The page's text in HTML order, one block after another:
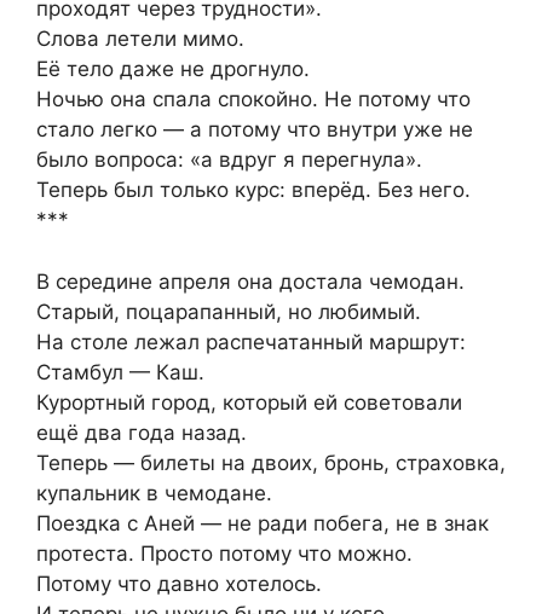
проходят через трудности».
Слова летели мимо.
Её тело даже не дрогнуло.
Ночью она спала спокойно. Не потому что
стало легко — а потому что внутри уже не
было вопроса: «а вдруг я перегнула».
Теперь был только курс: вперёд. Без него.
***
В середине апреля она достала чемодан.
Старый, поцарапанный, но любимый.
На столе лежал распечатанный маршрут:
Стамбул — Каш.
Курортный город, который ей советовали
ещё два года назад.
Теперь — билеты на двоих, бронь, страховка,
купальник в чемодане.
Поездка с Аней — не ради побега, не в знак
протеста. Просто потому что можно.
Потому что давно хотелось.